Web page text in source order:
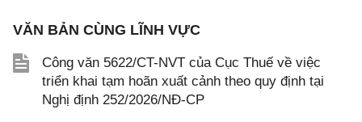
VĂN BẢN CÙNG LĨNH VỰC
Công văn 5622/CT-NVT của Cục Thuế về việc
triển khai tạm hoãn xuất cảnh theo quy định tại
Nghị định 252/2026/NĐ-CP